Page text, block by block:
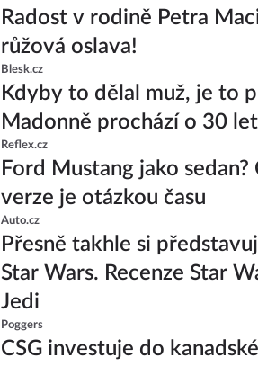
Radost v rodině Petra
růžová oslava!
Blesk.cz
Kdyby to dělal muž, je to
Madonně prochází o 30
Reflex.cz
Ford Mustang jako
verze je otázkou času
Auto.cz
Přesně takhle si
Star Wars. Recenze Star
Jedi
Poggers
CSG investuje do